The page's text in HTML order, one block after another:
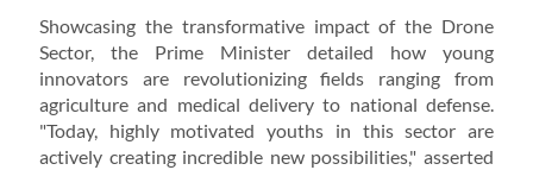
Showcasing the transformative impact of the Drone
Sector, the Prime Minister detailed how young
innovators are revolutionizing fields ranging from
agriculture and medical delivery to national defense.
"Today, highly motivated youths in this sector are
actively creating incredible new possibilities," asserted